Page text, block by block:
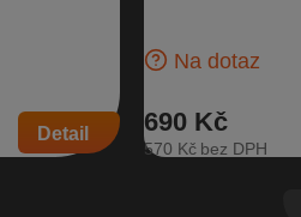
Detail
Na dotaz
690 Kč
570 Kč